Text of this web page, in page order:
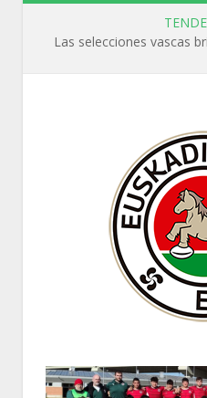
Las selecciones vascas